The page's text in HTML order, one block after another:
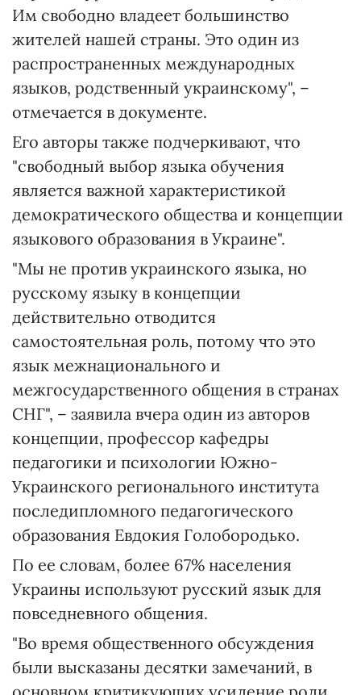
Им свободно владеет большинство
жителей нашей страны. Это один из
распространенных международных
языков, родственный украинскому", –
отмечается в документе.
Его авторы также подчеркивают, что
"свободный выбор языка обучения
является важной характеристикой
демократического общества и концепции
языкового образования в Украине".
"Мы не против украинского языка, но
русскому языку в концепции
действительно отводится
самостоятельная роль, потому что это
язык межнационального и
межгосударственного общения в странах
СНГ", – заявила вчера один из авторов
концепции, профессор кафедры
педагогики и психологии Южно-
Украинского регионального института
последипломного педагогического
образования Евдокия Голобородько.
По ее словам, более 67% населения
Украины используют русский язык для
повседневного общения.
"Во время общественного обсуждения
были высказаны десятки замечаний, в